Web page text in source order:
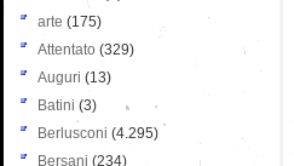
arte (175)
Attentato (329)
Auguri (13)
Batini (3)
Berlusconi (4.295)
Bersani (234)